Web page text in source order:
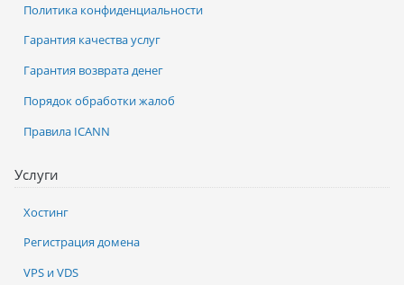
Услуги
Хостинг
Регистрация домена
VPS и VDS
Политика конфиденциальности
Гарантия качества услуг
Гарантия возврата денег
Порядок обработки жалоб
Правила ICANN